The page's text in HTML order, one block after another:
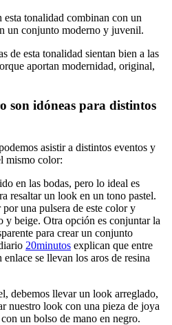
esta tonalidad combinan con un
un conjunto moderno y juvenil.
de esta tonalidad sientan bien a las
aportan modernidad, original,
son idóneas para distintos
asistir a distintos eventos y
mismo color:
en las bodas, pero lo ideal es
resaltar un look en un tono pastel.
una pulsera de este color y
y beige. Otra opción es conjuntar la
para crear un conjunto
20minutos explican que entre
se llevan los aros de resina
debemos llevar un look arreglado,
nuestro look con una pieza de joya
un bolso de mano en negro.